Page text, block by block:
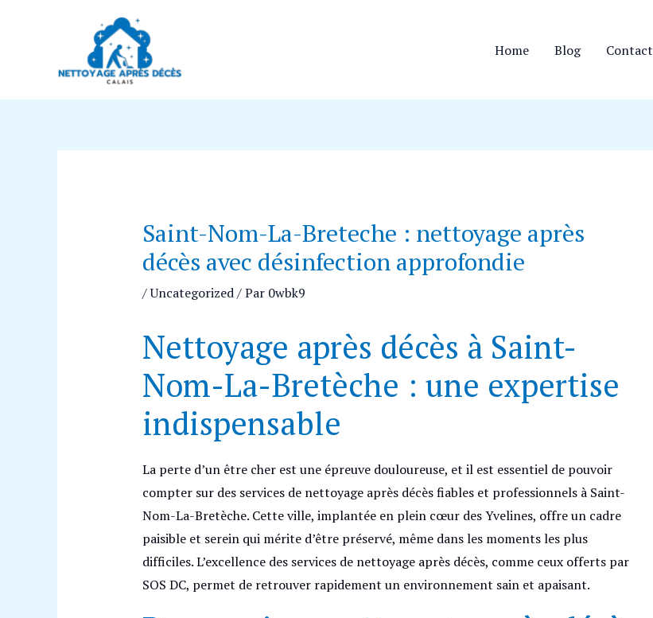
Home Blog Contact
Saint-Nom-La-Breteche : nettoyage après
décès avec désinfection approfondie
/Uncategorized/ Par 0wbk9
Nettoyage après décès à Saint-
Nom-La-Bretèche : une expertise
indispensable
La perte d’un être cher est une épreuve douloureuse, et il est essentiel de pouvoir
compter sur des services de nettoyage après décès fiables et professionnels à Saint-
Nom-La-Bretèche. Cette ville, implantée en plein cœur des Yvelines, offre un cadre
paisible et serein qui mérite d’être préservé, même dans les moments les plus
difficiles. L’excellence des services de nettoyage après décès, comme ceux offerts par
SOS DC, permet de retrouver rapidement un environnement sain et apaisant.
articles